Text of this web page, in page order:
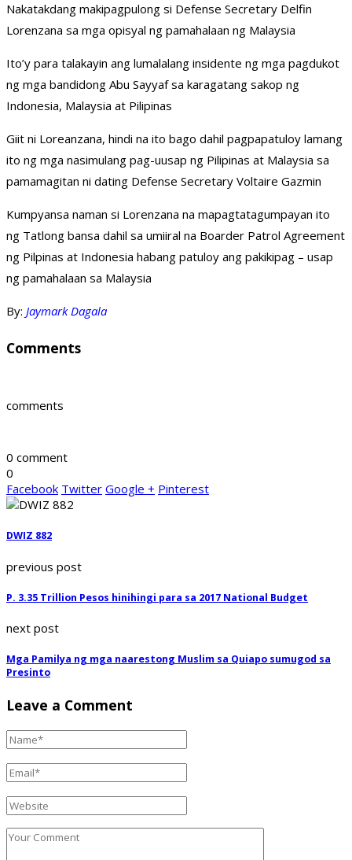
Nakatakdang makipagpulong si Defense Secretary Delfin
Lorenzana sa mga opisyal ng pamahalaan ng Malaysia
Ito’y para talakayin ang lumalalang insidente ng mga pagdukot
ng mga bandidong Abu Sayyaf sa karagatang sakop ng
Indonesia, Malaysia at Pilipinas
Giit ni Loreanzana, hindi na ito bago dahil pagpapatuloy lamang
ito ng mga nasimulang pag-uusap ng Pilipinas at Malaysia sa
pamamagitan ni dating Defense Secretary Voltaire Gazmin
Kumpyansa naman si Lorenzana na mapagtatagumpayan ito
ng Tatlong bansa dahil sa umiiral na Boarder Patrol Agreement
ng Pilpinas at Indonesia habang patuloy ang pakikipag – usap
ng pamahalaan sa Malaysia
By: Jaymark Dagala
Comments
comments
0 comment
0
Facebook Twitter Google + Pinterest
DWIZ 882
previous post
P. 3.35 Trillion Pesos hinihingi para sa 2017 National Budget
next post
Mga Pamilya ng mga naarestong Muslim sa Quiapo sumugod sa
Presinto
Leave a Comment